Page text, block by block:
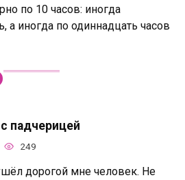
по 10 часов: иногда
а иногда по одиннадцать часов
падчерицей
249
дорогой мне человек. Не